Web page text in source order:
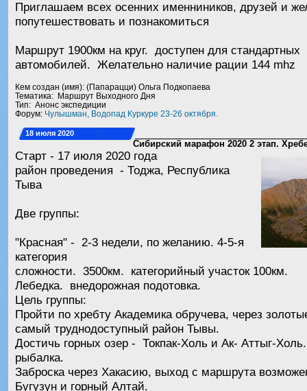
Приглашаем всех осенних именниников, друзей и
попутешествовать и познакомиться
Маршрут 1900км на круг. доступен для стандартных
автомобилей. Желательно наличие рации 144 mhz
Кем создан (имя): (Папарацци) Ольга Подкопаева
Тематика: Маршрут Выходного Дня
Тип: Анонс экспедиции
Форум: Чулышман, Водопад Куркуре 23-26 октября.
18 июля 2020
Сибирский марафон 2020 2 этап.
Старт - 17 июля 2020 года
район проведения - Тоджа, Республика
Тыва
Две группы:
"Красная" - 2-3 недели, по желанию. 4-5-я
категория
сложности. 3500км. категорийный участок 100км.
Лебедка. внедорожная подотовка.
Цель группы:
Пройти по хребту Академика обручева, через
самый труднодоступный район Тывы.
Достичь горных озер - Токпак-Холь и Ак- Аттыг-
рыбалка.
Заброска через Хакасию, выход с маршрута
Бугузун и горный Алтай.